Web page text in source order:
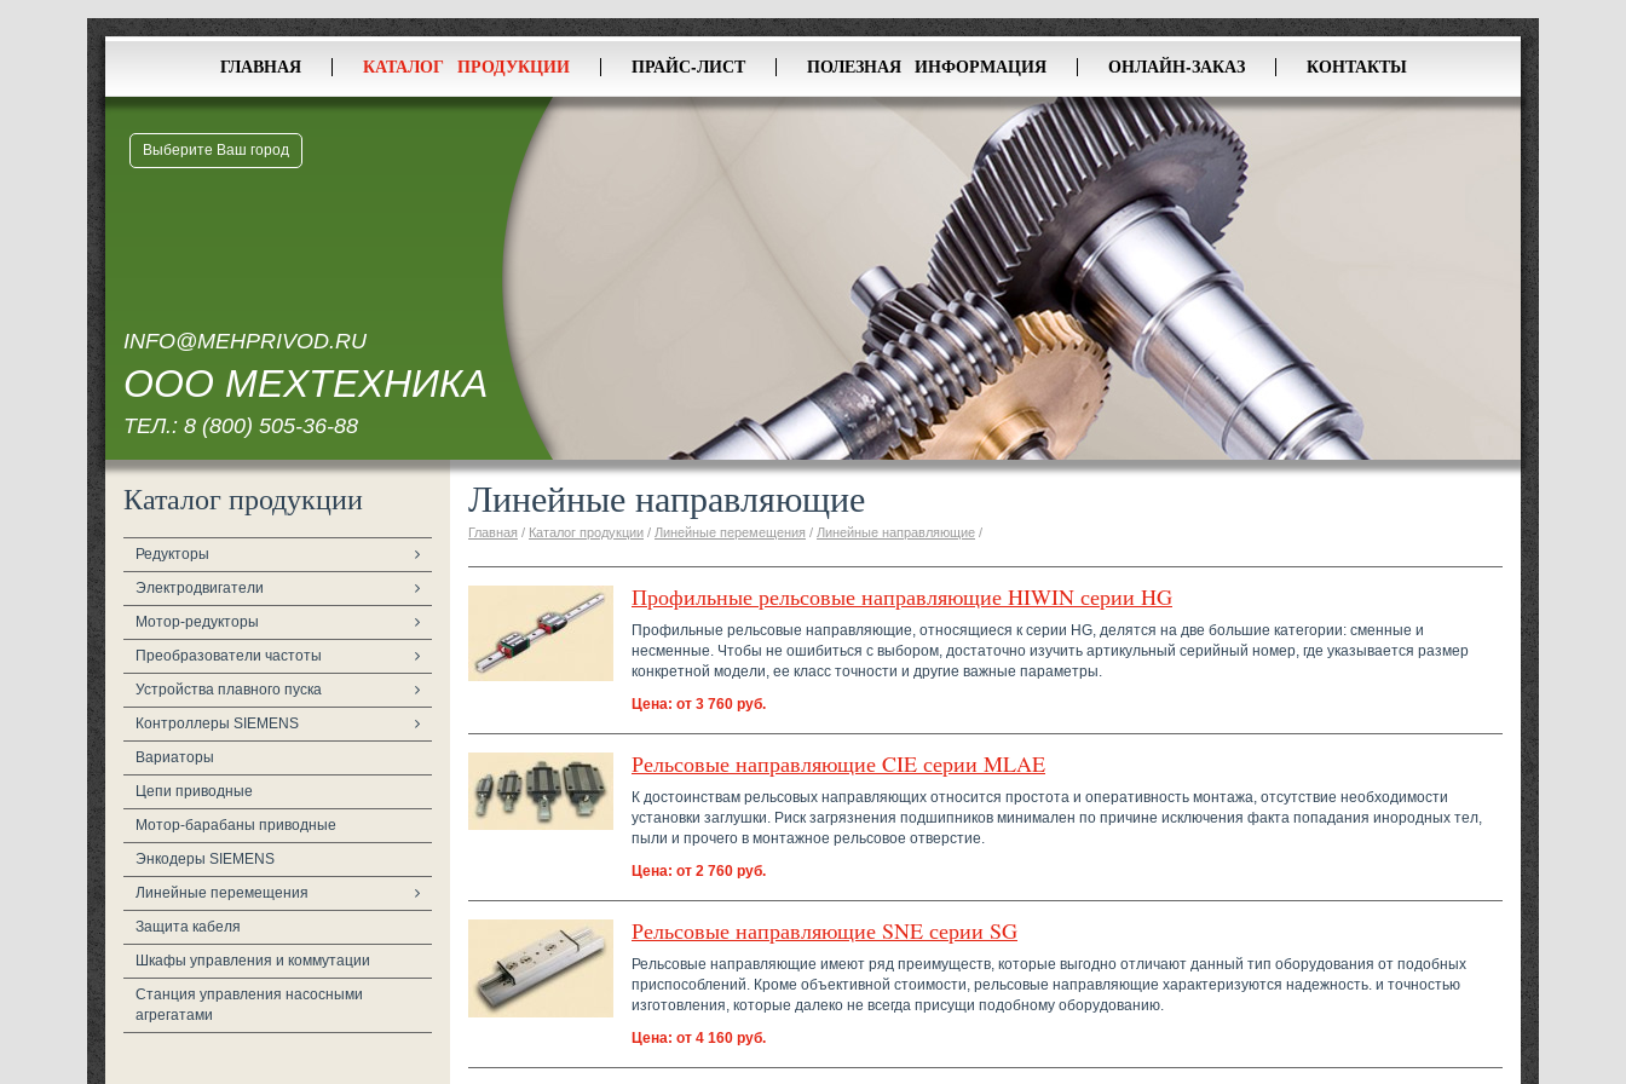
ГЛАВНАЯ КАТАЛОГ ПРОДУКЦИИ ПРАЙС-ЛИСТ ПОЛЕЗНАЯ ИНФОРМАЦИЯ ОНЛАЙН-ЗАКАЗ КОНТАКТЫ
Выберите Ваш город
INFO@MEHPRIVOD.RU
ООО МЕХТЕХНИКА
ТЕЛ.: 8 (800) 505-36-88
Каталог продукции
Редукторы
Электродвигатели
Мотор-редукторы
Преобразователи частоты
Устройства плавного пуска
Контроллеры SIEMENS
Вариаторы
Цепи приводные
Мотор-барабаны приводные
Энкодеры SIEMENS
Линейные перемещения
Защита кабеля
Шкафы управления и коммутации
Станция управления насосными
агрегатами
Линейные направляющие
Главная / Каталог продукции / Линейные перемещения / Линейные направляющие /
Профильные рельсовые направляющие HIWIN серии HG
Профильные рельсовые направляющие, относящиеся к серии HG, делятся на две большие категории: сменные и
несменные. Чтобы не ошибиться с выбором, достаточно изучить артикульный серийный номер, где указывается размер
конкретной модели, ее класс точности и другие важные параметры.
Цена: от 3 760 руб.
Рельсовые направляющие CIE серии MLAE
К достоинствам рельсовых направляющих относится простота и оперативность монтажа, отсутствие необходимости
установки заглушки. Риск загрязнения подшипников минимален по причине исключения факта попадания инородных тел,
пыли и прочего в монтажное рельсовое отверстие.
Цена: от 2 760 руб.
Рельсовые направляющие SNE серии SG
Рельсовые направляющие имеют ряд преимуществ, которые выгодно отличают данный тип оборудования от подобных
приспособлений. Кроме объективной стоимости, рельсовые направляющие характеризуются надежность. и точностью
изготовления, которые далеко не всегда присущи подобному оборудованию.
Цена: от 4 160 руб.